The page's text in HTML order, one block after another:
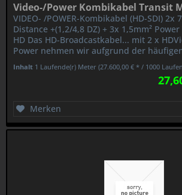
Video-/Power Kombikabel Transit
VIDEO- /POWER-Kombikabel (HD-SDI) 2x
Distance +(1,2/4,8 DZ) + 3x 1,5mm²
HD Das HD-Broadcastkabel... mit 2 x
Power nehmen wir aufgrund der
Inhalt 1 Laufende(r) Meter(27.600,00 € * / 1000
Merken